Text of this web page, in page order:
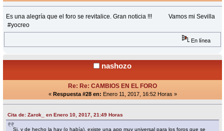
Es una alegría que el foro se revitalice. Gran noticia !!! Vamos mi Sevilla
#yocreo
En línea
nashozo
Re: Re: CAMBIOS EN EL FORO
« Respuesta #28 en: Enero 11, 2017, 16:52 Horas »
Cita de: Zarok_ en Enero 10, 2017, 21:49 Horas
Si, y de hecho la hay (o había), existe una app muy universal para los foros que se